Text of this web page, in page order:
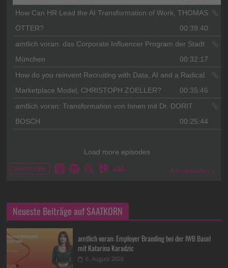
Neueste Beiträge auf SAATKORN
amtlich voran: Employer Branding bei der IWB Basel
mit Katarina Karadzic
6. August 2026